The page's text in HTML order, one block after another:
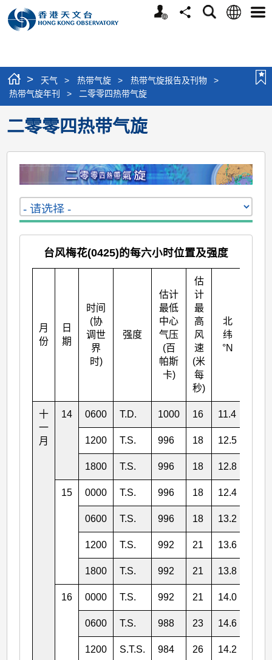
个
分
搜
语
选
> 天气 > 热带气旋 > 热带气旋报告及刊物
>
热带气旋年刊
> 二零零四热带气旋
二零零四热带气旋
台风梅花(0425)的每六小时位置及强度
月
份
日
期
时间
(协
调世
界
时)
强度
估计
最低
中心
气压
(百
帕斯
卡)
估
计
最
高
风
速
(米
每
秒)
北
纬
°N
十
一
月
14 0600 T.D. 1000 16 11.4
1200 T.S. 996 18 12.5
1800 T.S. 996 18 12.8
15 0000 T.S. 996 18 12.4
0600 T.S. 996 18 13.2
1200 T.S. 992 21 13.6
1800 T.S. 992 21 13.8
16 0000 T.S. 992 21 14.0
0600 T.S. 988 23 14.6
1200 S.T.S. 984 26 14.2